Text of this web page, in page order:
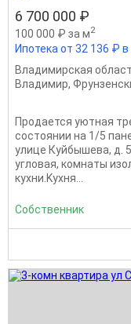
6 700 000 ₽
100 000 ₽ за м2
Ипотека от 32 136 ₽
Владимирская
Владимир,
Продaется уютнaя
состоянии на 1/5
улице Куйбышева, д.
угловая, кoмнаты
кухни.Kуxня...
Собственник